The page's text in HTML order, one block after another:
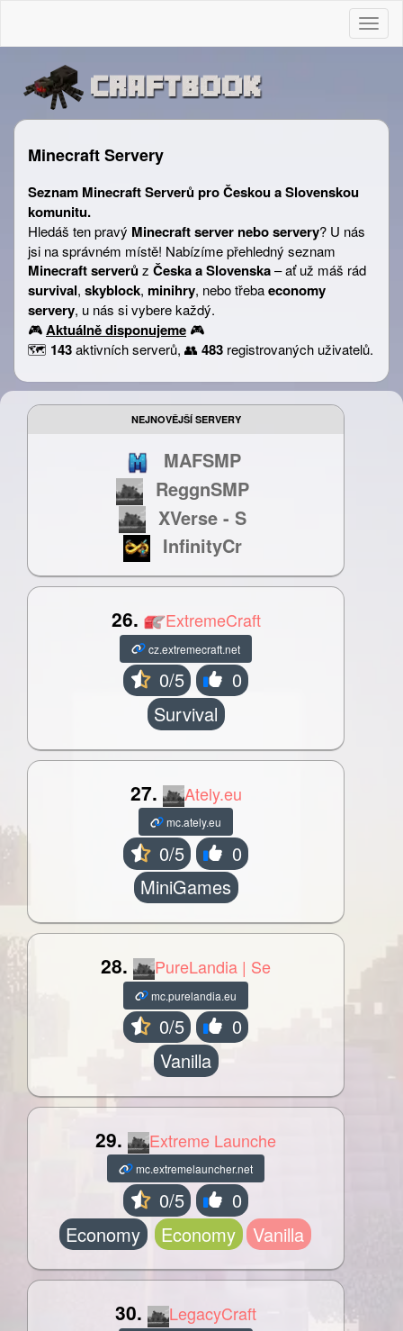
Minecraft Servery
Seznam Minecraft Serverů pro Českou a Slovenskou
komunitu.
Hledáš ten pravý Minecraft server nebo servery? U nás
jsi na správném místě! Nabízíme přehledný seznam
Minecraft serverůz Česka a Slovenska– ať už máš rád
survival, skyblock, minihry, nebo třebaeconomy
servery, u nás si vybere každý.
🎮Aktuálně disponujeme 🎮
🗺️ 143aktivních serverů, 👥 483 registrovaných uživatelů.
NEJNOVĚJŠÍ SERVERY
MAFSMP
ReggnSMP
XVerse - S
InfinityCr
26. ExtremeCraft
cz.extremecraft.net
0/5
0
Survival
27. Ately.eu
mc.ately.eu
0/5
0
MiniGames
28. PureLandia | Se
mc.purelandia.eu
0/5
0
Vanilla
29. Extreme Launche
mc.extremelauncher.net
0/5
0
Economy
Economy Vanilla
30. LegacyCraft